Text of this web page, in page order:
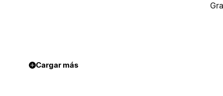
Cargar más